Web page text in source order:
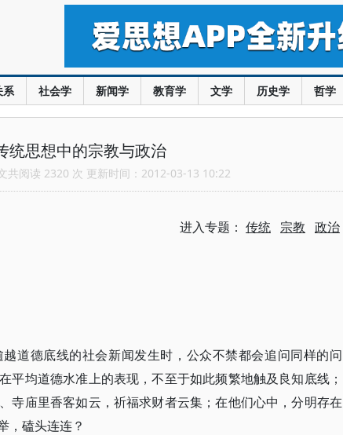
系 社会学 新闻学 教育学 文学 历史学 哲学
统思想中的宗教与政治
共阅读 2320 次 更新时间：2012-03-13 10:22
进入专题： 传统 宗教 政治
道德底线的社会新闻发生时，公众不禁都会追问同样的问
平均道德水准上的表现，不至于如此频繁地触及良知底线；
寺庙里香客如云，祈福求财者云集；在他们心中，分明存在
，磕头连连？